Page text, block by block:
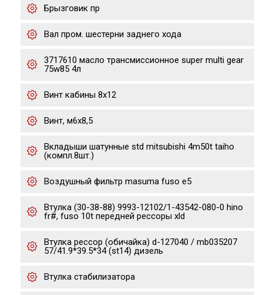
Брызговик пр
Вал пром. шестерни заднего хода
3717610 масло трансмиссионное super multi gear
75w85 4л
Винт кабины 8х12
Винт, м6х8,5
Вкладыши шатунные std mitsubishi 4m50t taiho
(компл.8шт.)
Воздушный фильтр masuma fuso e5
Втулка (30-38-88) 9993-12102/1-43542-080-0 hino
fr#, fuso 10t передней рессоры xld
Втулка рессор (обичайка) d-127040 / mb035207
57/41.9*39.5*34 (st14) дизель
Втулка стабилизатора